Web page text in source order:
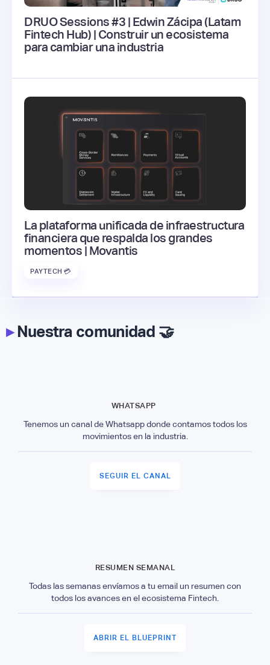
DRUO Sessions #3 | Edwin Zácipa (Latam
Fintech Hub) | Construir un ecosistema
para cambiar una industria
La plataforma unificada de infraestructura
financiera que respalda los grandes
momentos | Movantis
PAYTECH 💳
▸Nuestra comunidad 🤝
WHATSAPP
Tenemos un canal de Whatsapp donde contamos todos los
movimientos en la industria.
SEGUIR EL CANAL
RESUMEN SEMANAL
Todas las semanas envíamos a tu email un resumen con
todos los avances en el ecosistema Fintech.
ABRIR EL BLUEPRINT